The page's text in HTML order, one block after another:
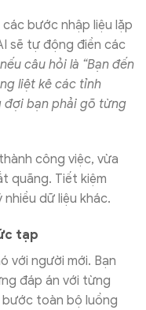
bước nhập liệu lặp
sẽ tự động điền các
câu hỏi là “Bạn đến
liệt kê các tỉnh
đợi bạn phải gõ từng
công việc, vừa
quãng. Tiết kiệm
dữ liệu khác.
tạp
với người mới. Bạn
đáp án với từng
toàn bộ luồng